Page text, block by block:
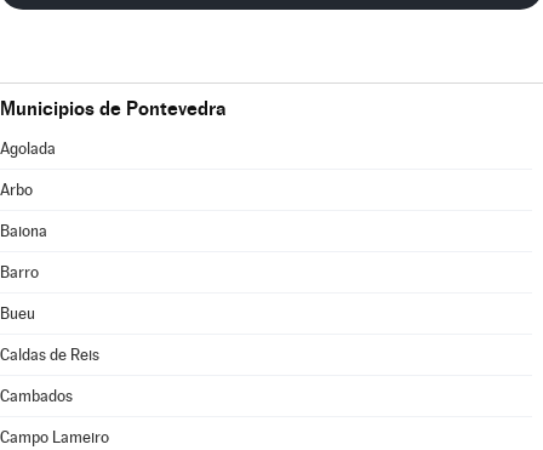
Municipios de Pontevedra
Agolada
Arbo
Baiona
Barro
Bueu
Caldas de Reis
Cambados
Campo Lameiro